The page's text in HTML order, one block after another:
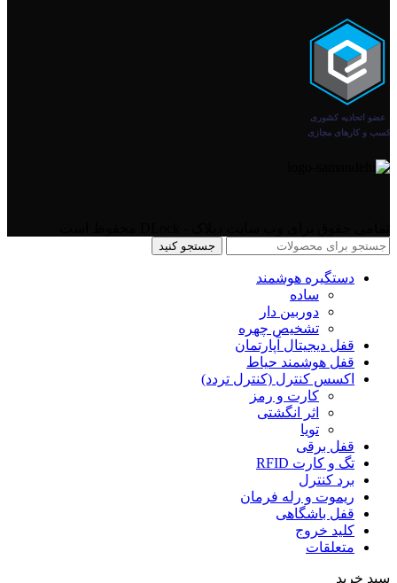
جستجو کنید
دستگیره هوشمند
ساده
دوربین دار
تشخیص چهره
قفل دیجیتال آپارتمان
قفل هوشمند حیاط
اکسس کنترل (کنترل تردد)
کارت و رمز
اثر انگشتی
تویا
قفل برقی
تگ و کارت RFID
برد کنترل
ریموت و رله فرمان
قفل باشگاهی
کلید خروج
متعلقات
سبد خرید